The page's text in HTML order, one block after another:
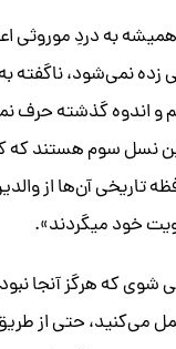
به دردِ موروثی
زده نمی‌شود،
و اندوه گذشته
نسل سوم هستند
تاریخی آن‌ها از
خود میگردند».
شوی که هرگز آنجا
می‌کنید، حتی از